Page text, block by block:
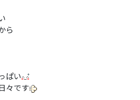
ら
ぱい
々です